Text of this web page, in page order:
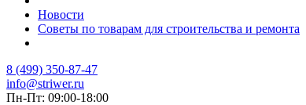
Новости
Советы по товарам для строительства и ремонта
8 (499) 350-87-47
info@striwer.ru
Пн-Пт: 09:00-18:00